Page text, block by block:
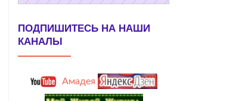
ПОДПИШИТЕСЬ НА НАШИ
КАНАЛЫ
Амадея